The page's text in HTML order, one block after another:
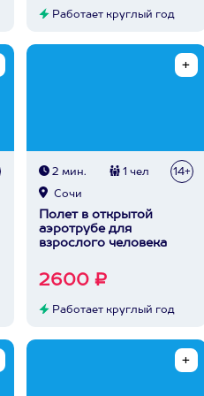
Работает круглый год
2 мин. 1 чел 14+
Сочи
Полет в открытой
аэротрубе для
взрослого человека
2600 ₽
Работает круглый год